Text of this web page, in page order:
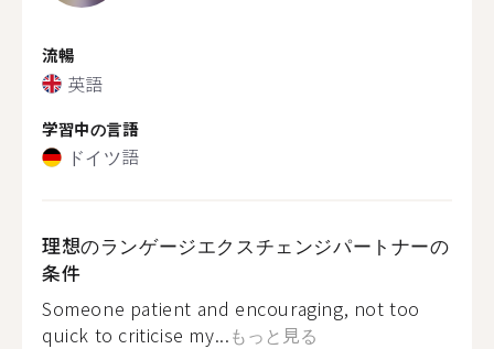
流暢
英語
学習中の言語
ドイツ語
理想のランゲージエクスチェンジパートナーの
条件
Someone patient and encouraging, not too
quick to criticise my...もっと見る